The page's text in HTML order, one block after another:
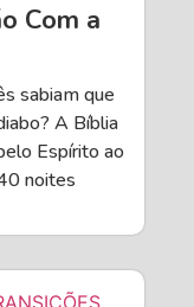
Com a
sabiam que
A Bíblia
Espírito ao
noites